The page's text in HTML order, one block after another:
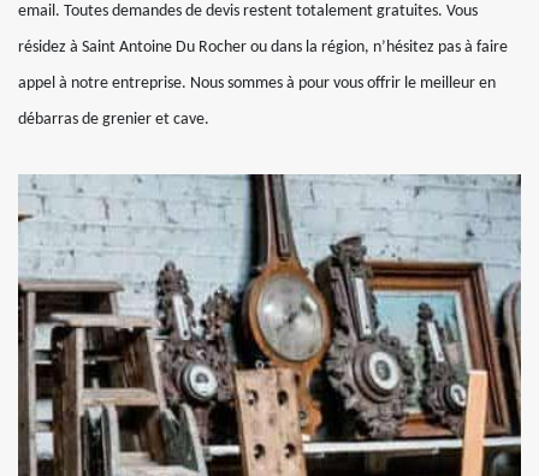
email. Toutes demandes de devis restent totalement gratuites. Vous
résidez à Saint Antoine Du Rocher ou dans la région, n’hésitez pas à faire
appel à notre entreprise. Nous sommes à pour vous offrir le meilleur en
débarras de grenier et cave.